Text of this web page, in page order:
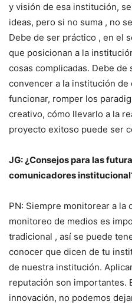
y visión de esa institución,
ideas, pero si no suma , no
Debe de ser práctico , en el
que posicionan a la
cosas complicadas. Debe de
convencer a la institución
funcionar, romper los
creativo, cómo llevarlo a la
proyecto exitoso puede ser
JG: ¿Consejos para las
comunicadores
PN: Siempre monitorear a la
monitoreo de medios es
tradicional , así se puede
conocer que dicen de tu
de nuestra institución.
reputación son importantes.
innovación, no podemos